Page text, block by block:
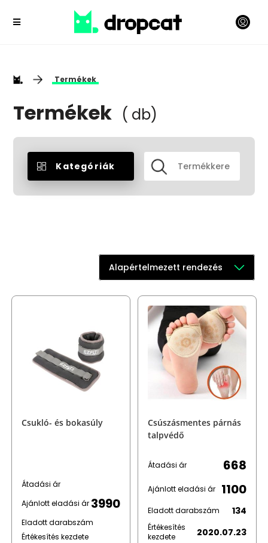
Termékek
Termékek ( db)
Kategóriák
Alapértelmezett rendezés
Csukló- és bokasúly
Átadási ár
Ajánlott eladási ár 3990
Eladott darabszám
Értékesítés kezdete
Csúszásmentes párnás
talpvédő
Átadási ár 668
Ajánlott eladási ár 1100
Eladott darabszám 134
Értékesítés
kezdete
2020.07.23